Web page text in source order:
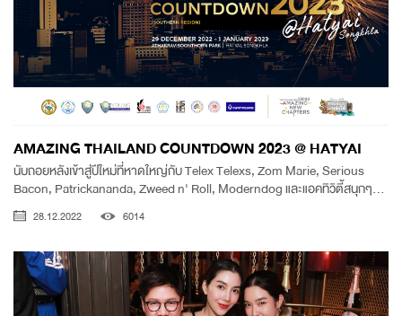
AMAZING THAILAND COUNTDOWN 2023 @ HATYAI
นับถอยหลังเข้าสู่ปีใหม่ที่หาดใหญ่กับ Telex Telexs, Zom Marie, Serious
Bacon, Patrickananda, Zweed n' Roll, Moderndog และแอคทิวิตี้สนุกๆ...
28.12.2022 6014